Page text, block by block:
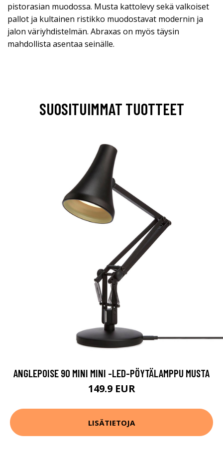
pistorasian muodossa. Musta kattolevy sekä valkoiset
pallot ja kultainen ristikko muodostavat modernin ja
jalon väriyhdistelmän. Abraxas on myös täysin
mahdollista asentaa seinälle.
SUOSITUIMMAT TUOTTEET
ANGLEPOISE 90 MINI MINI -LED-PÖYTÄLAMPPU MUSTA
149.9 EUR
LISÄTIETOJA